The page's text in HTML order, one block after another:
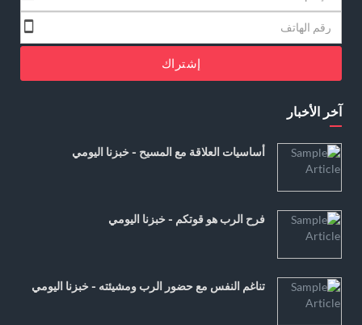
إشتراك
آخر الأخبار
أساسيات العلاقة مع المسيح - خبزنا اليومي
فرح الرب هو قوتكم - خبزنا اليومي
تناغم النفس مع حضور الرب ومشيئته - خبزنا اليومي